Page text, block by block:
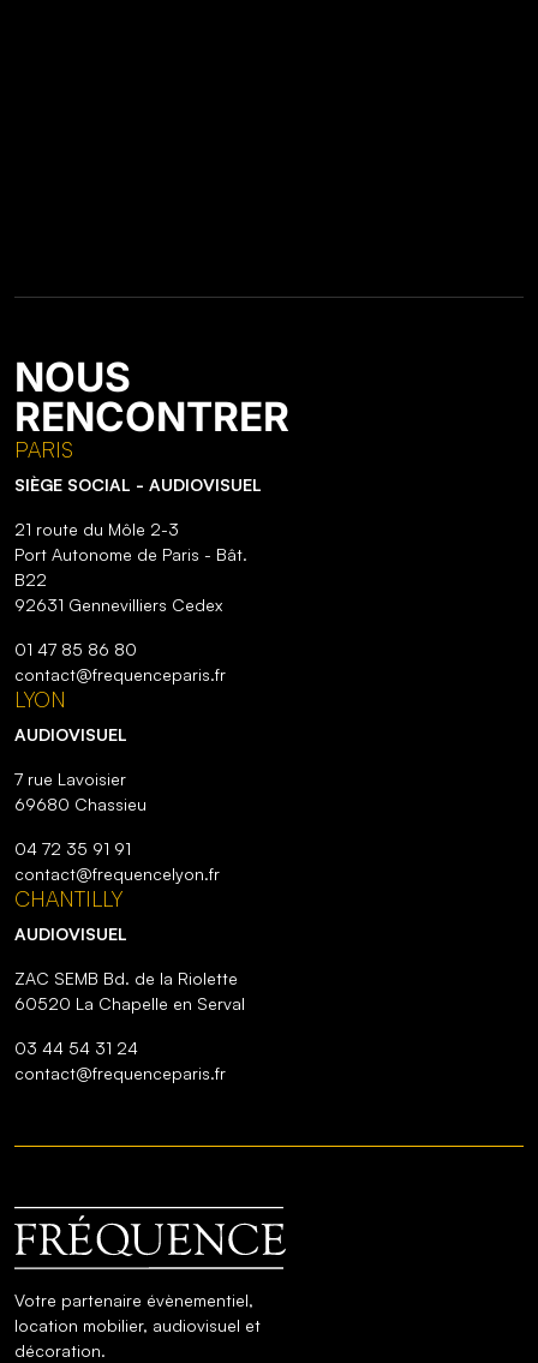
NOUS
RENCONTRER
PARIS
SIÈGE SOCIAL - AUDIOVISUEL
21 route du Môle 2-3
Port Autonome de Paris - Bât.
B22
92631 Gennevilliers Cedex
01 47 85 86 80
contact@frequenceparis.fr
LYON
AUDIOVISUEL
7 rue Lavoisier
69680 Chassieu
04 72 35 91 91
contact@frequencelyon.fr
CHANTILLY
AUDIOVISUEL
ZAC SEMB Bd. de la Riolette
60520 La Chapelle en Serval
03 44 54 31 24
contact@frequenceparis.fr
Votre partenaire évènementiel,
location mobilier, audiovisuel et
décoration.